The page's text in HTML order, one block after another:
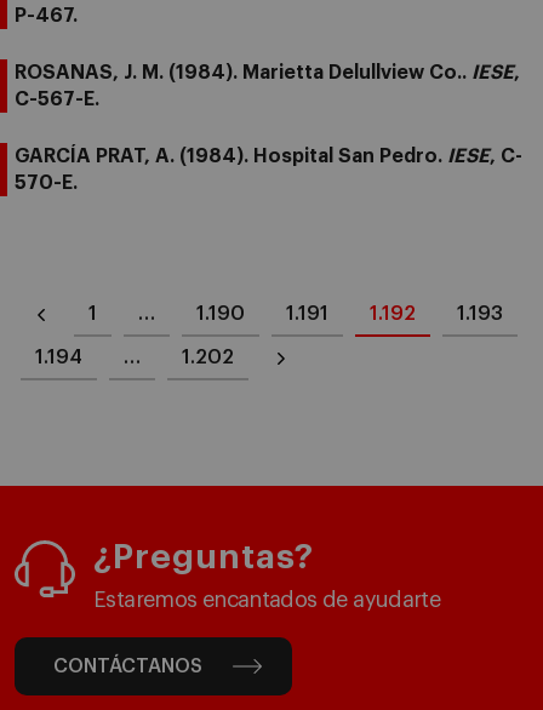
P-467.
ROSANAS, J. M. (1984). Marietta Delullview Co.. IESE,
C-567-E.
GARCÍA PRAT, A. (1984). Hospital San Pedro. IESE, C-
570-E.
1 … 1.190 1.191 1.192 1.193
1.194 … 1.202
¿Preguntas?
Estaremos encantados de ayudarte
CONTÁCTANOS